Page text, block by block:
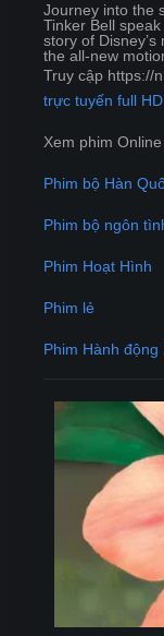
Journey into the
Tinker Bell
story of
the all-new
Truy cập https://
trực tuyến full
Xem phim
Phim bộ Hàn
Phim bộ ngôn
Phim Hoạt Hình
Phim lẻ
Phim Hành động